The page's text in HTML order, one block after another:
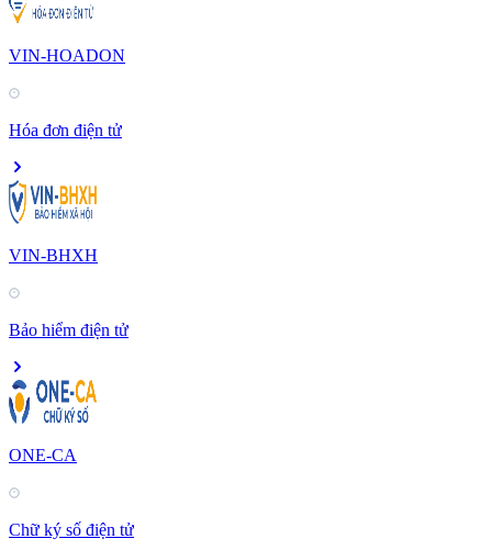
VIN-HOADON
Hóa đơn điện tử
VIN-BHXH
Bảo hiểm điện tử
ONE-CA
Chữ ký số điện tử